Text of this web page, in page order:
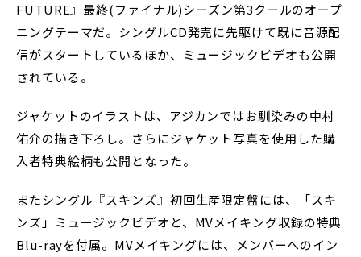
FUTURE』最終(ファイナル)シーズン第3クールのオープ
ニングテーマだ。シングルCD発売に先駆けて既に音源配
信がスタートしているほか、ミュージックビデオも公開
されている。
ジャケットのイラストは、アジカンではお馴染みの中村
佑介の描き下ろし。さらにジャケット写真を使用した購
入者特典絵柄も公開となった。
またシングル『スキンズ』初回生産限定盤には、「スキ
ンズ」ミュージックビデオと、MVメイキング収録の特典
Blu-rayを付属。MVメイキングには、メンバーへのイン